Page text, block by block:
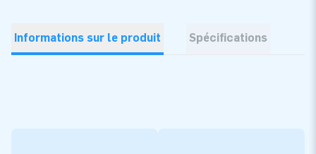
Informations sur le produit Spécifications